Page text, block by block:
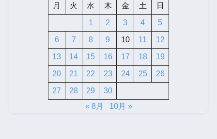
月
火 水 木 金 土 日
1 2 3 4 5
6 7 8 9 10 11 12
13 14 15 16 17 18 19
20 21 22 23 24 25 26
27 28 29
30
« 8月
10月 »